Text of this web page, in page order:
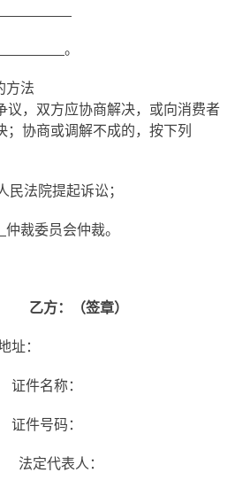
。
方法
，双方应协商解决，或向消费者
；协商或调解不成的，按下列
民法院提起诉讼；
仲裁委员会仲裁。
乙方：（签章）
址：
证件名称：
证件号码：
法定代表人：